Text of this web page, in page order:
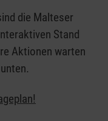
die Malteser
Stand
Aktionen warten